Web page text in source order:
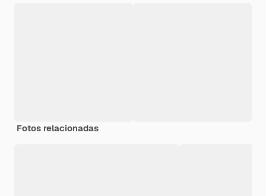
Fotos relacionadas